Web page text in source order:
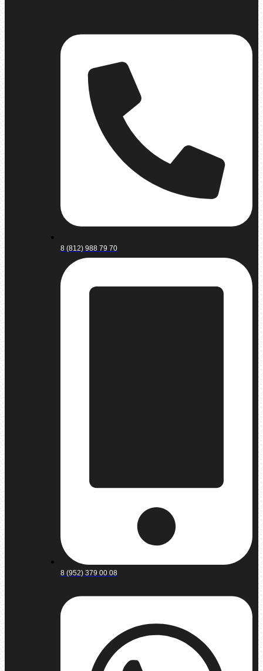
8 (812) 988 79 70
8 (952) 379 00 08